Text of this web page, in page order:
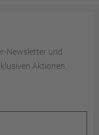
Newsletter und
Aktionen.